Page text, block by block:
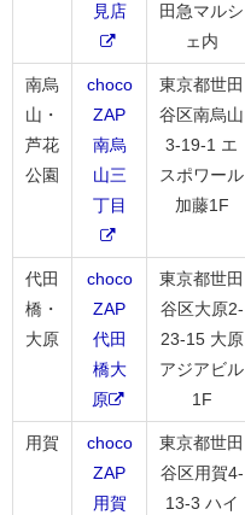
見店
田急マルシ
ェ内
南烏
山・
芦花
公園
choco
ZAP
南烏
山三
丁目
東京都世田
谷区南烏山
3-19-1 エ
スポワール
加藤1F
代田
橋・
大原
choco
ZAP
代田
橋大
原
東京都世田
谷区大原2-
23-15 大原
アジアビル
1F
用賀
choco
ZAP
用賀
東京都世田
谷区用賀4-
13-3 ハイ